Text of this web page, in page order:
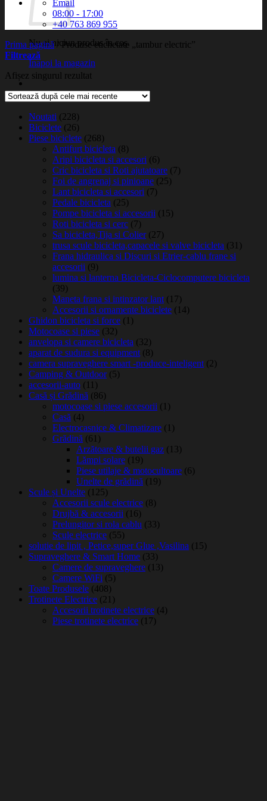
Nu ai niciun produs în coș.
Înapoi la magazin
Email
08:00 - 17:00
+40 763 869 955
Prima pagină /Produse etichetate „tambur electric”
Filtrează
Afișez singurul rezultat
Noutati (228)
Biciclete (26)
Piese biciclete (268)
Antifurt bicicleta (8)
Aripi bicicleta si accesori (6)
Cric bicicleta si Roti ajutatoare (7)
Foi de angrenaj si pinioane (25)
Lant bicicleta si accesori (7)
Pedale bicicleta (25)
Pompe bicicleta si accesorii (15)
Roti bicicleta si cerc (7)
Sa bicicleta,Tija si Colier (27)
trusa scule bicicleta,capacele si valve bicicleta (31)
Frana hidraulica si Discuri si Etrier-cablu frane si
accesorii (9)
lumina si lanterna Bicicleta-Ciclocomputere bicicleta
(39)
Maneta frana si intinzator lant (17)
Accesorii si ornamente biciclete (14)
Ghidon bicicleta si force (1)
Motocoase si piese (32)
anvelopa si camere bicicleta (32)
aparat de sudura si equipment (8)
camera supraveghere smart -produce-inteligent (2)
Camping & Outdoor (5)
accesorii-auto (11)
Casă și Grădină (86)
motocoase si piese accesorii (1)
Casă (4)
Electrocasnice & Climatizare (1)
Grădină (61)
Arzătoare & butelii gaz (13)
Lămpi solare (19)
Piese utilaje & motocultoare (6)
Unelte de grădină (19)
Scule și Unelte (125)
Accesorii scule electrice (8)
Drujbă & accesorii (16)
Prelungitor si rola cablu (33)
Scule electrice (55)
solutie de lipit , Petice,super Glue ,Vasilina (15)
Supraveghere & Smart Home (33)
Camere de supraveghere (13)
Camere WiFi (5)
Toate Produsele (408)
Trotinete Electrice (21)
Accesorii trotinete electrice (4)
Piese trotinete electrice (17)